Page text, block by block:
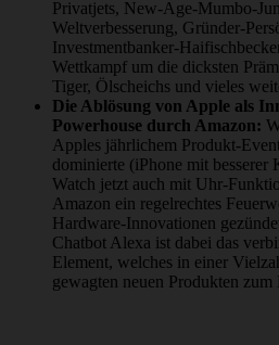
Privatjets, New-Age-Mumbo-
Weltverbesserung, Gründer-
Investmentbanker-
Wettkampf um die dicksten
Tiger, Ölscheichs und vieles
Die Ablösung von Apple als
Powerhouse durch Amazon:
Apples jährlichem Produkt-
dominierte (iPhone mit besserer
Watch jetzt auch mit Uhr-
Amazon ein regelrechtes
Hardware-Innovationen
Chatbot Alexa ist dabei das
Element, welches in einer
gewagten neuen Produkten zum